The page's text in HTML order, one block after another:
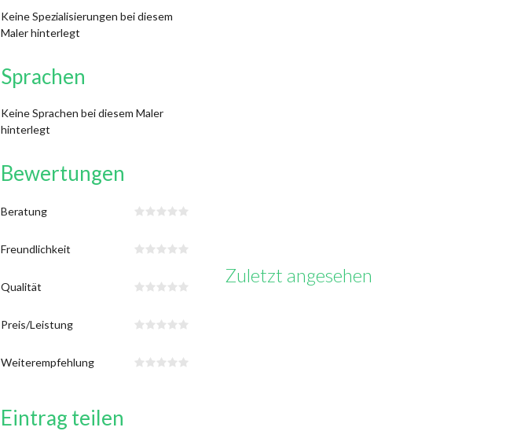
Keine Spezialisierungen bei diesem
Maler hinterlegt
Sprachen
Keine Sprachen bei diesem Maler
hinterlegt
Bewertungen
Beratung
Freundlichkeit
Qualität
Preis/Leistung
Weiterempfehlung
Eintrag teilen
Zuletzt angesehen